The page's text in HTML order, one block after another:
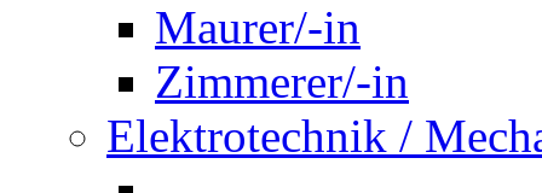
Maurer/-in
Zimmerer/-in
Elektrotechnik /